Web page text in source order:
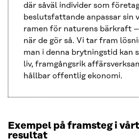
där såväl individer som
beslutsfattande anpassar sin
ramen för naturens bärkraft
när de gör så. Vi tar fram
man i denna brytningstid kan
liv, framgångsrik
hållbar offentlig ekonomi.
Exempel på framsteg i
resultat